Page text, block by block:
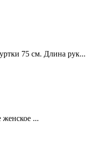
75 см. Длина рук...
...